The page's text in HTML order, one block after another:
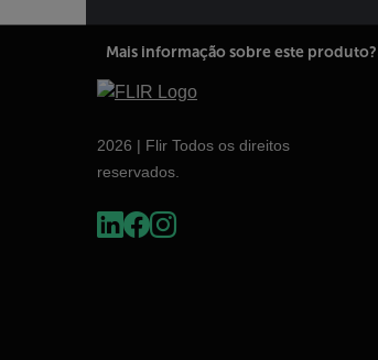
Mais informação sobre este produto?
2026 | Flir Todos os direitos
reservados.